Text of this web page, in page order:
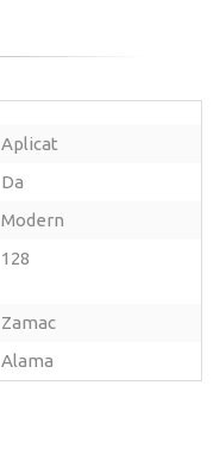
Aplicat
Da
Modern
128
Zamac
Alama